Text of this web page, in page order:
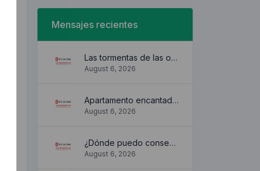
Mensajes recientes
Las tormentas de las olas
August 6, 2026
Apartamento encantador y acogedor
August 6, 2026
¿Dónde puedo conseguirlo?
August 6, 2026